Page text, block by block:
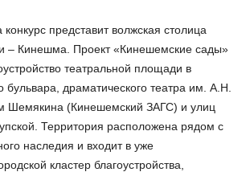
представит волжская столица
– Кинешма. Проект «Кинешемские сады»
театральной площади в
бульвара, драматического театра им. А.Н.
Шемякина (Кинешемский ЗАГС) и улиц
Территория расположена рядом с
наследия и входит в уже
кластер благоустройства,